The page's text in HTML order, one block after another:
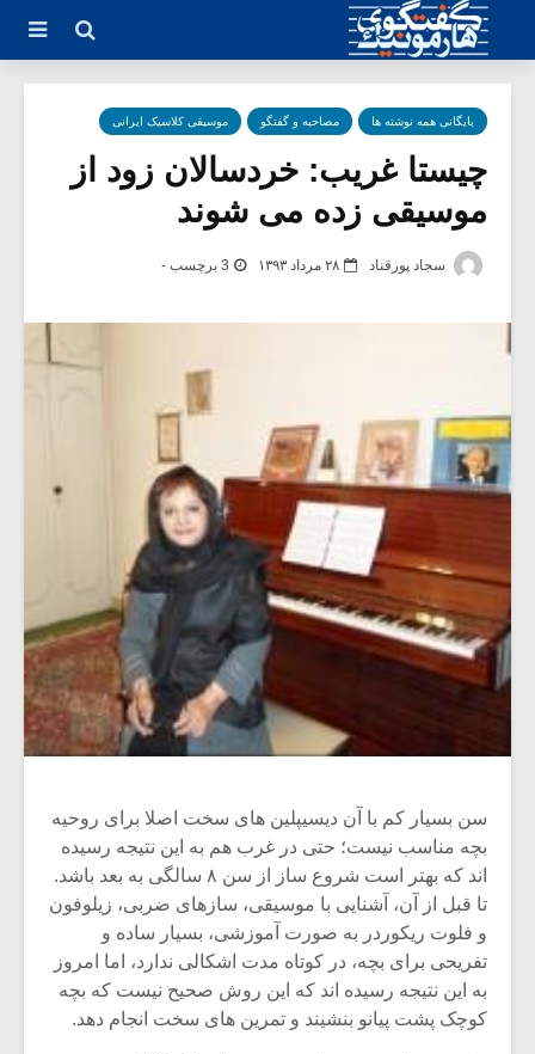
بایگانی همه نوشته ها مصاحبه و گفتگو موسیقی کلاسیک ایرانی
چیستا غریب: خردسالان زود از
موسیقی زده می شوند
سجاد پورقناد ۲۸ مرداد ۱۳۹۳ 3 برچسب -
سن بسیار کم با آن دیسیپلین های سخت اصلا برای روحیه
بچه مناسب نیست؛ حتی در غرب هم به این نتیجه رسیده
اند که بهتر است شروع ساز از سن ۸ سالگی به بعد باشد.
تا قبل از آن، آشنایی با موسیقی، سازهای ضربی، زیلوفون
و فلوت ریکوردر به صورت آموزشی، بسیار ساده و
تفریحی برای بچه، در کوتاه مدت اشکالی ندارد، اما امروز
به این نتیجه رسیده اند که این روش صحیح نیست که بچه
کوچک پشت پیانو بنشیند و تمرین های سخت انجام دهد.